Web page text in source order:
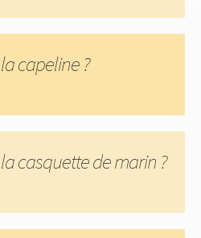
la capeline ?
la casquette de marin ?